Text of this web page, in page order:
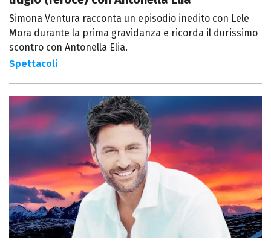
Simona Ventura racconta un episodio inedito con Lele
Mora durante la prima gravidanza e ricorda il durissimo
scontro con Antonella Elia.
Spettacoli